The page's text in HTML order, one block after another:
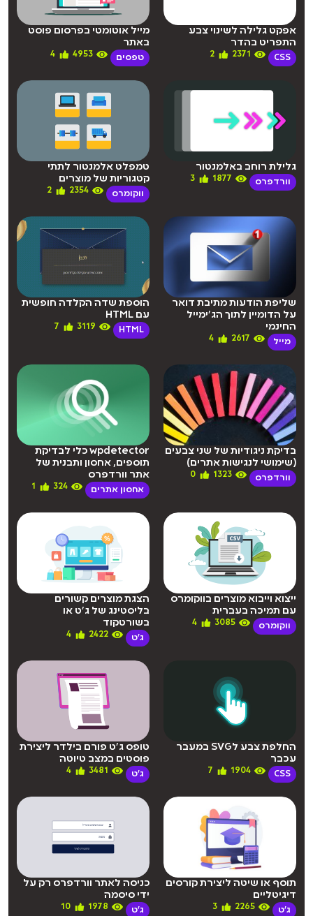
אפקט גלילה לשינוי צבע
התפריט בהדר
CSS
2371
2
מייל אוטומטי בפרסום פוסט
באתר
טפסים 4953
4
גלילת רוחב באלמנטור
וורדפרס 1877
3
טמפלט אלמנטור לתתי
קטגוריות של מוצרים
ווקומרס 2354
2
שליפת הודעות מתיבת דואר
על הדומיין לתוך הג’ימייל
החינמי
מייל 2617
4
הוספת שדה הקלדה חופשית
עם HTML
HTML
3119
7
בדיקת ניגודיות של שני צבעים
(שימושי לנגישות אתרים)
וורדפרס 1323
0
wpdetector כלי לבדיקת
תוספים, אחסון ותבנית של
אתר וורדפרס
אחסון אתרים 324
1
ייצוא וייבוא מוצרים בווקומרס
עם תמיכה בעברית
ווקומרס 3085
4
הצגת מוצרים קשורים
בליסטינג של ג’ט או
בשורטקוד
ג'ט 2422
4
החלפת צבע לSVG במעבר
עכבר
CSS
1904
7
טופס ג’ט פורם בילדר ליצירת
פוסטים במצב טיוטה
ג'ט 3481
4
תוסף או שיטה ליצירת קורסים
דיגיטליים
ג'ט 2265
3
כניסה לאתר וורדפרס רק על
ידי סיסמה
ג'ט 1978
10